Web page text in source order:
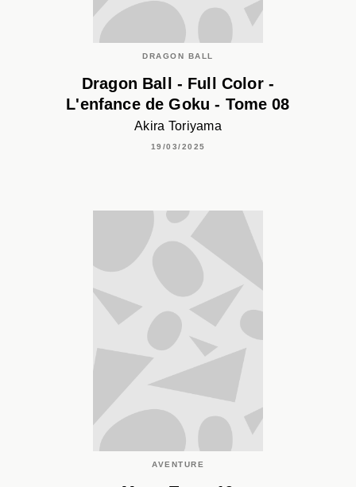
DRAGON BALL
Dragon Ball - Full Color -
L'enfance de Goku - Tome 08
Akira Toriyama
19/03/2025
AVENTURE